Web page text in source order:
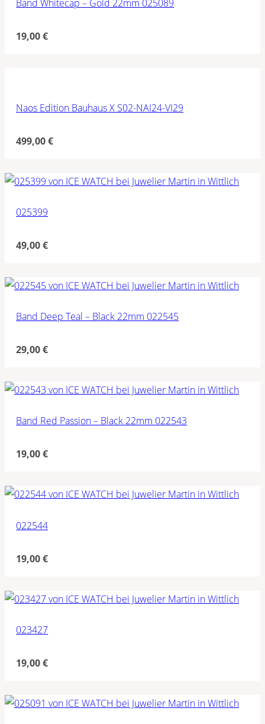
Band Whitecap – Gold 22mm 025089
19,00€
Naos Edition Bauhaus X S02-NAI24-VI29
499,00€
025399
49,00€
Band Deep Teal – Black 22mm 022545
29,00€
Band Red Passion – Black 22mm 022543
19,00€
022544
19,00€
023427
19,00€